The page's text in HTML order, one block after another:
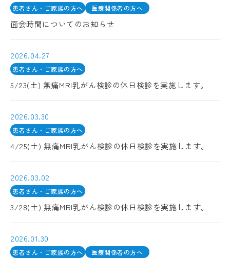
患者さん・ご家族の方へ 医療関係者の方へ
面会時間についてのお知らせ
2026.04.27
患者さん・ご家族の方へ
5/23(土) 無痛MRI乳がん検診の休日検診を実施します。
2026.03.30
患者さん・ご家族の方へ
4/25(土) 無痛MRI乳がん検診の休日検診を実施します。
2026.03.02
患者さん・ご家族の方へ
3/28(土) 無痛MRI乳がん検診の休日検診を実施します。
2026.01.30
患者さん・ご家族の方へ 医療関係者の方へ